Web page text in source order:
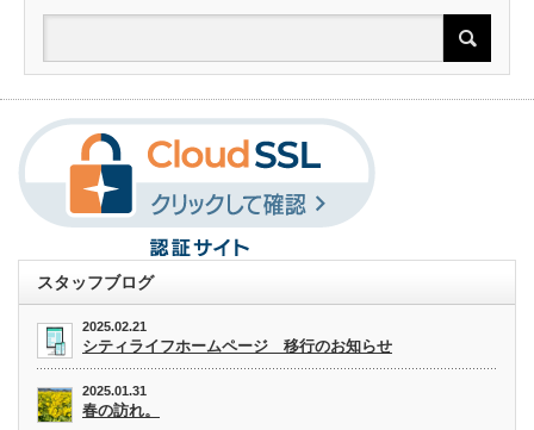
スタッフブログ
2025.02.21
シティライフホームページ 移行のお知らせ
2025.01.31
春の訪れ。